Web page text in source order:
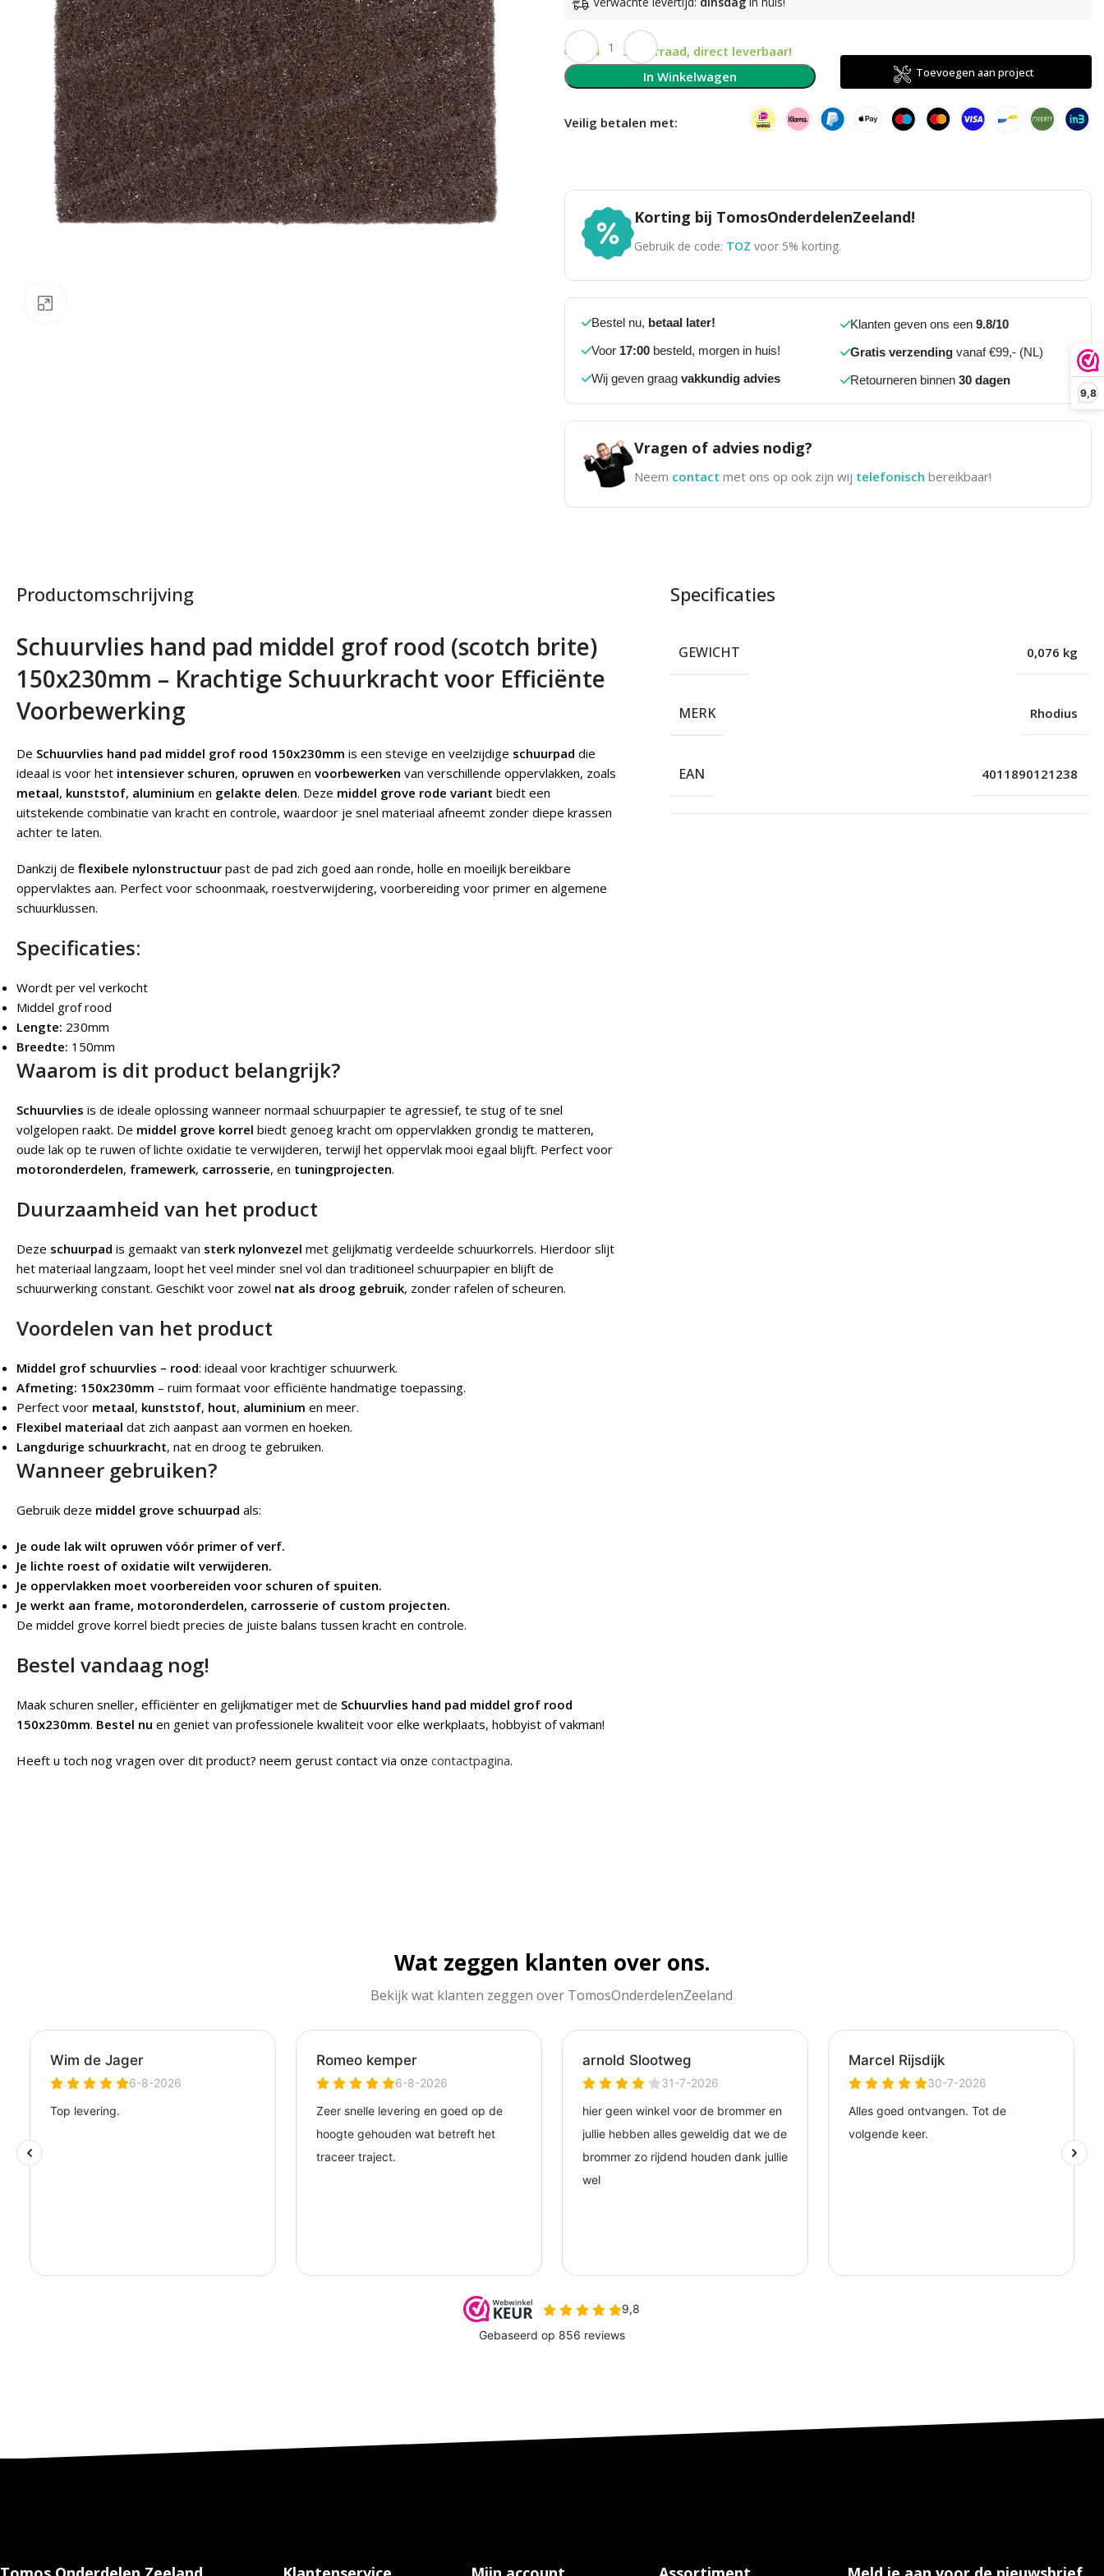
9,8
Op voorraad, direct leverbaar!
In Winkelwagen
Toevoegen aan project
Veilig betalen met:
Korting bij TomosOnderdelenZeeland!
Gebruik de code: TOZ voor 5% korting.
Bestel nu, betaal later!
Voor 17:00besteld, morgen in huis!
Wij geven graag vakkundig advies
Klanten geven ons een 9.8/10
Gratis verzendingvanaf €99,- (NL)
Retourneren binnen 30 dagen
Vragen of advies nodig?
Neem contact met ons op ook zijn wij telefonisch bereikbaar!
Productomschrijving
Schuurvlies hand pad middel grof rood (scotch brite)
150x230mm – Krachtige Schuurkracht voor Efficiënte
Voorbewerking
De Schuurvlies hand pad middel grof rood 150x230mm is een stevige en veelzijdige schuurpad die
ideaal is voor het intensiever schuren, opruwen en voorbewerken van verschillende oppervlakken, zoals
metaal, kunststof, aluminium en gelakte delen. Deze middel grove rode variant biedt een
uitstekende combinatie van kracht en controle, waardoor je snel materiaal afneemt zonder diepe krassen
achter te laten.
Dankzij de flexibele nylonstructuur past de pad zich goed aan ronde, holle en moeilijk bereikbare
oppervlaktes aan. Perfect voor schoonmaak, roestverwijdering, voorbereiding voor primer en algemene
schuurklussen.
Specificaties:
Wordt per vel verkocht
Middel grof rood
Lengte: 230mm
Breedte: 150mm
Waarom is dit product belangrijk?
Schuurvlies is de ideale oplossing wanneer normaal schuurpapier te agressief, te stug of te snel
volgelopen raakt. De middel grove korrel biedt genoeg kracht om oppervlakken grondig te matteren,
oude lak op te ruwen of lichte oxidatie te verwijderen, terwijl het oppervlak mooi egaal blijft. Perfect voor
motoronderdelen, framewerk, carrosserie, en tuningprojecten.
Duurzaamheid van het product
Deze schuurpad is gemaakt van sterk nylonvezel met gelijkmatig verdeelde schuurkorrels. Hierdoor slijt
het materiaal langzaam, loopt het veel minder snel vol dan traditioneel schuurpapier en blijft de
schuurwerking constant. Geschikt voor zowel nat als droog gebruik, zonder rafelen of scheuren.
Voordelen van het product
Middel grof schuurvlies – rood: ideaal voor krachtiger schuurwerk.
Afmeting: 150x230mm – ruim formaat voor efficiënte handmatige toepassing.
Perfect voor metaal, kunststof, hout, aluminium en meer.
Flexibel materiaal dat zich aanpast aan vormen en hoeken.
Langdurige schuurkracht, nat en droog te gebruiken.
Wanneer gebruiken?
Gebruik deze middel grove schuurpad als:
Je oude lak wilt opruwen vóór primer of verf.
Je lichte roest of oxidatie wilt verwijderen.
Je oppervlakken moet voorbereiden voor schuren of spuiten.
Je werkt aan frame, motoronderdelen, carrosserie of custom projecten.
De middel grove korrel biedt precies de juiste balans tussen kracht en controle.
Bestel vandaag nog!
Maak schuren sneller, efficiënter en gelijkmatiger met de Schuurvlies hand pad middel grof rood
150x230mm. Bestel nu en geniet van professionele kwaliteit voor elke werkplaats, hobbyist of vakman!
Heeft u toch nog vragen over dit product? neem gerust contact via onze contactpagina.
Specificaties
GEWICHT 0,076 kg
MERK Rhodius
EAN 4011890121238
Wat zeggen klanten over ons.
Bekijk wat klanten zeggen over TomosOnderdelenZeeland